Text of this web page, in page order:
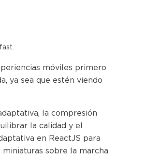
móviles primero
ya sea que estén viendo
la compresión
la calidad y el
en ReactJS para
sobre la marcha